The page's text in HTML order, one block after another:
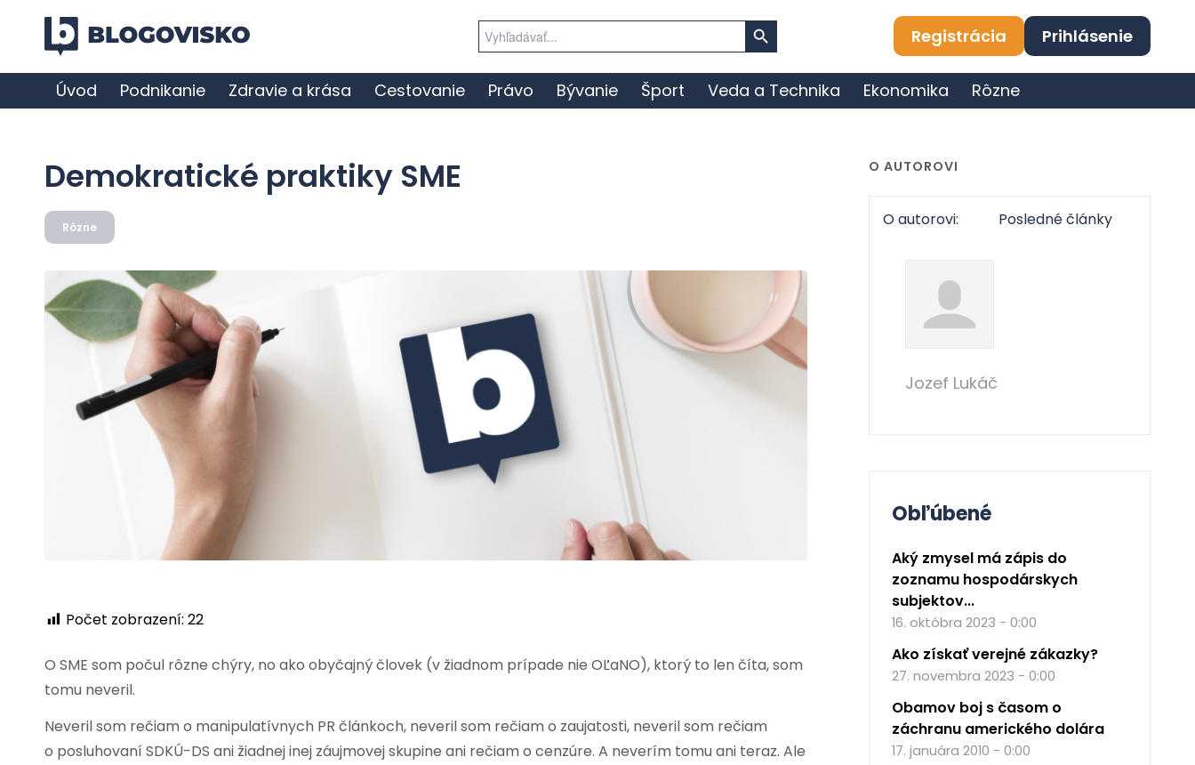
for:
Search Button
Registrácia Prihlásenie
Úvod Podnikanie Zdravie a krása Cestovanie Právo Bývanie Šport Veda a Technika Ekonomika Rôzne
Demokratické praktiky SME
Rôzne
Počet zobrazení: 22
O SME som počul rôzne chýry, no ako obyčajný človek (v žiadnom prípade nie OĽaNO), ktorý to len číta, som
tomu neveril.
Neveril som rečiam o manipulatívnych PR článkoch, neveril som rečiam o zaujatosti, neveril som rečiam
o posluhovaní SDKÚ-DS ani žiadnej inej záujmovej skupine ani rečiam o cenzúre. A neverím tomu ani teraz. Ale
O AUTOROVI
O autorovi: Posledné články
Jozef Lukáč
Obľúbené
Aký zmysel má zápis do
zoznamu hospodárskych
subjektov...
16. októbra 2023 - 0:00
Ako získať verejné zákazky?
27. novembra 2023 - 0:00
Obamov boj s časom o
záchranu amerického dolára
17. januára 2010 - 0:00